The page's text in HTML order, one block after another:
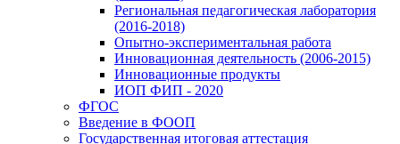
Региональная педагогическая лаборатория
(2016-2018)
Опытно-экспериментальная работа
Инновационная деятельность (2006-2015)
Инновационные продукты
ИОП ФИП - 2020
ФГОС
Введение в ФООП
Государственная итоговая аттестация